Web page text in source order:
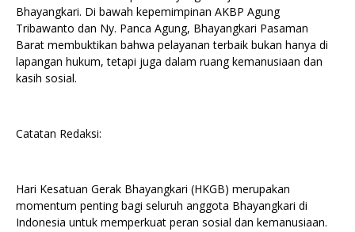
Bhayangkari. Di bawah kepemimpinan AKBP Agung
Tribawanto dan Ny. Panca Agung, Bhayangkari Pasaman
Barat membuktikan bahwa pelayanan terbaik bukan hanya di
lapangan hukum, tetapi juga dalam ruang kemanusiaan dan
kasih sosial.
Catatan Redaksi:
Hari Kesatuan Gerak Bhayangkari (HKGB) merupakan
momentum penting bagi seluruh anggota Bhayangkari di
Indonesia untuk memperkuat peran sosial dan kemanusiaan.